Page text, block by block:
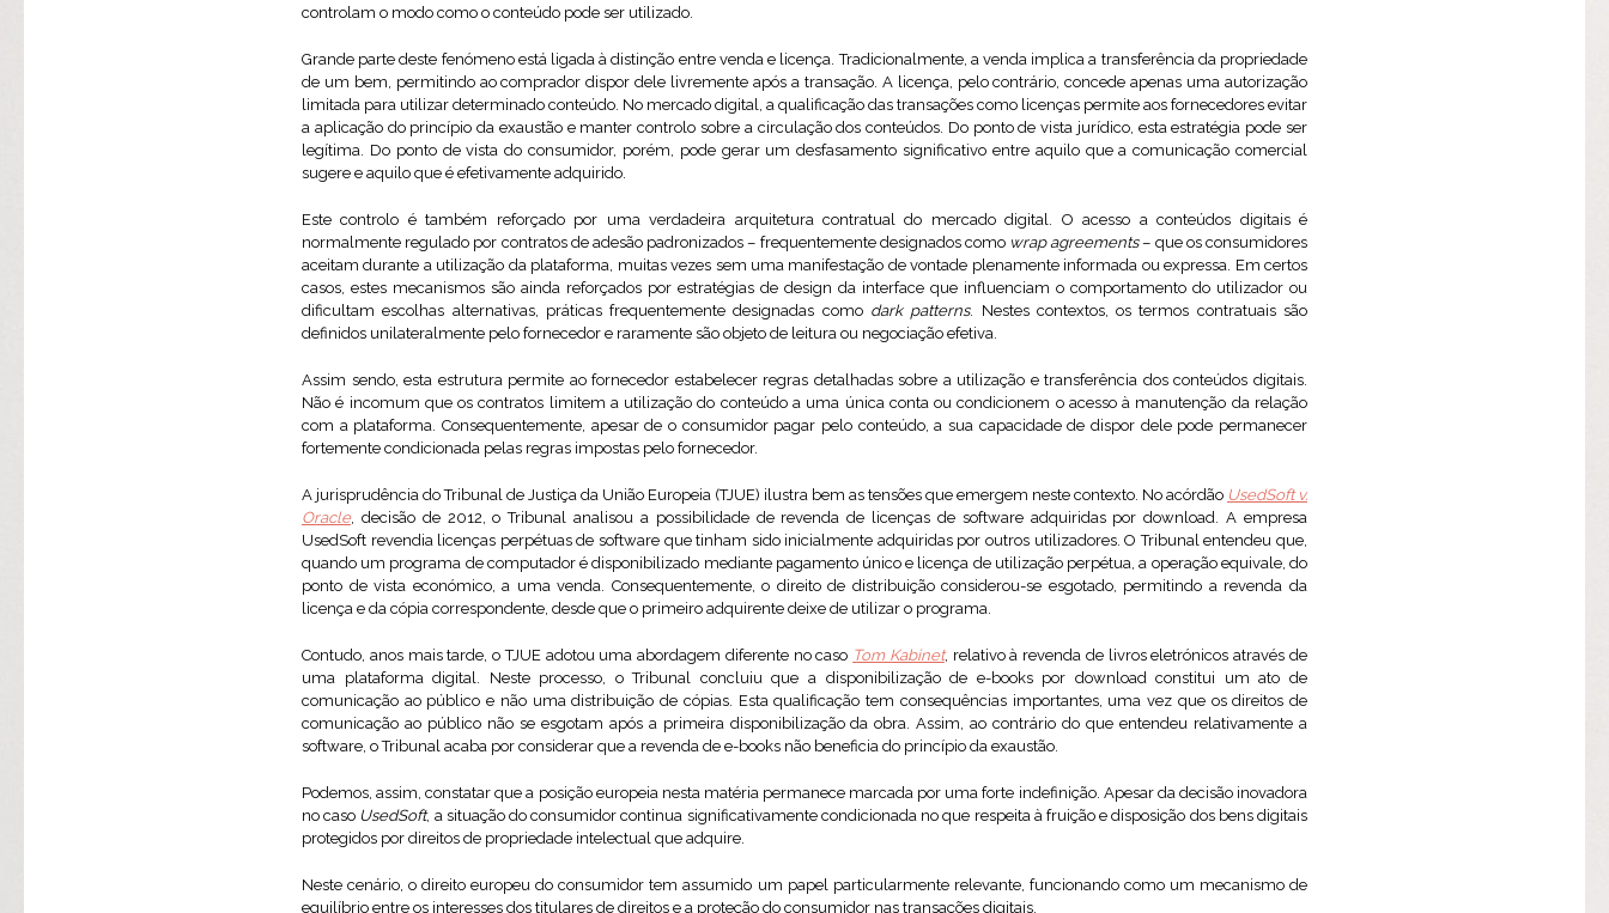
controlam o modo como o conteúdo pode ser utilizado.
Grande parte deste fenómeno está ligada à distinção entre venda e licença. Tradicionalmente, a venda implica a transferência da propriedade
de um bem, permitindo ao comprador dispor dele livremente após a transação. A licença, pelo contrário, concede apenas uma autorização
limitada para utilizar determinado conteúdo. No mercado digital, a qualificação das transações como licenças permite aos fornecedores evitar
a aplicação do princípio da exaustão e manter controlo sobre a circulação dos conteúdos. Do ponto de vista jurídico, esta estratégia pode ser
legítima. Do ponto de vista do consumidor, porém, pode gerar um desfasamento significativo entre aquilo que a comunicação comercial
sugere e aquilo que é efetivamente adquirido.
Este controlo é também reforçado por uma verdadeira arquitetura contratual do mercado digital. O acesso a conteúdos digitais é
normalmente regulado por contratos de adesão padronizados – frequentemente designados como wrap agreements– que os consumidores
aceitam durante a utilização da plataforma, muitas vezes sem uma manifestação de vontade plenamente informada ou expressa. Em certos
casos, estes mecanismos são ainda reforçados por estratégias de design da interface que influenciam o comportamento do utilizador ou
dificultam escolhas alternativas, práticas frequentemente designadas como dark patterns. Nestes contextos, os termos contratuais são
definidos unilateralmente pelo fornecedor e raramente são objeto de leitura ou negociação efetiva.
Assim sendo, esta estrutura permite ao fornecedor estabelecer regras detalhadas sobre a utilização e transferência dos conteúdos digitais.
Não é incomum que os contratos limitem a utilização do conteúdo a uma única conta ou condicionem o acesso à manutenção da relação
com a plataforma. Consequentemente, apesar de o consumidor pagar pelo conteúdo, a sua capacidade de dispor dele pode permanecer
fortemente condicionada pelas regras impostas pelo fornecedor.
A jurisprudência do Tribunal de Justiça da União Europeia (TJUE) ilustra bem as tensões que emergem neste contexto. No acórdão UsedSoft v.
Oracle, decisão de 2012, o Tribunal analisou a possibilidade de revenda de licenças de software adquiridas por download. A empresa
UsedSoft revendia licenças perpétuas de software que tinham sido inicialmente adquiridas por outros utilizadores. O Tribunal entendeu que,
quando um programa de computador é disponibilizado mediante pagamento único e licença de utilização perpétua, a operação equivale, do
ponto de vista económico, a uma venda. Consequentemente, o direito de distribuição considerou-se esgotado, permitindo a revenda da
licença e da cópia correspondente, desde que o primeiro adquirente deixe de utilizar o programa.
Contudo, anos mais tarde, o TJUE adotou uma abordagem diferente no caso Tom Kabinet, relativo à revenda de livros eletrónicos através de
uma plataforma digital. Neste processo, o Tribunal concluiu que a disponibilização de e-books por download constitui um ato de
comunicação ao público e não uma distribuição de cópias. Esta qualificação tem consequências importantes, uma vez que os direitos de
comunicação ao público não se esgotam após a primeira disponibilização da obra. Assim, ao contrário do que entendeu relativamente a
software, o Tribunal acaba por considerar que a revenda de e-books não beneficia do princípio da exaustão.
Podemos, assim, constatar que a posição europeia nesta matéria permanece marcada por uma forte indefinição. Apesar da decisão inovadora
no caso UsedSoft, a situação do consumidor continua significativamente condicionada no que respeita à fruição e disposição dos bens digitais
protegidos por direitos de propriedade intelectual que adquire.
Neste cenário, o direito europeu do consumidor tem assumido um papel particularmente relevante, funcionando como um mecanismo de
equilíbrio entre os interesses dos titulares de direitos e a proteção do consumidor nas transações digitais.